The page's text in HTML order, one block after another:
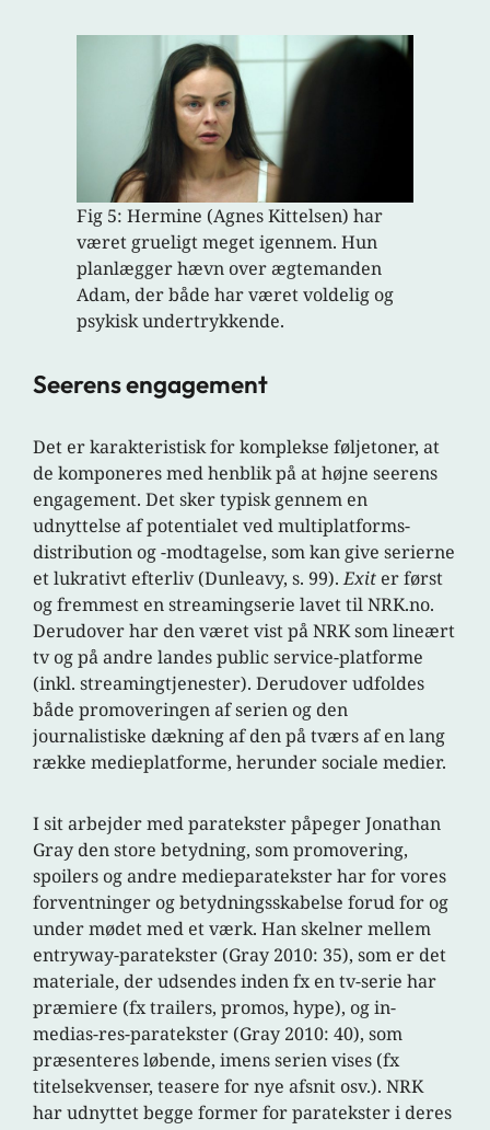
Fig 5: Hermine (Agnes Kittelsen) har
været grueligt meget igennem. Hun
planlægger hævn over ægtemanden
Adam, der både har været voldelig og
psykisk undertrykkende.
Seerens engagement
Det er karakteristisk for komplekse føljetoner, at
de komponeres med henblik på at højne seerens
engagement. Det sker typisk gennem en
udnyttelse af potentialet ved multiplatforms-
distribution og -modtagelse, som kan give serierne
et lukrativt efterliv (Dunleavy, s. 99).Exit er først
og fremmest en streamingserie lavet til NRK.no.
Derudover har den været vist på NRK som lineært
tv og på andre landes public service-platforme
(inkl. streamingtjenester). Derudover udfoldes
både promoveringen af serien og den
journalistiske dækning af den på tværs af en lang
række medieplatforme, herunder sociale medier.
I sit arbejder med paratekster påpeger Jonathan
Gray den store betydning, som promovering,
spoilers og andre medieparatekster har for vores
forventninger og betydningsskabelse forud for og
under mødet med et værk. Han skelner mellem
entryway-paratekster (Gray 2010: 35), som er det
materiale, der udsendes inden fx en tv-serie har
præmiere (fx trailers, promos, hype), og in-
medias-res-paratekster (Gray 2010: 40), som
præsenteres løbende, imens serien vises (fx
titelsekvenser, teasere for nye afsnit osv.). NRK
har udnyttet begge former for paratekster i deres